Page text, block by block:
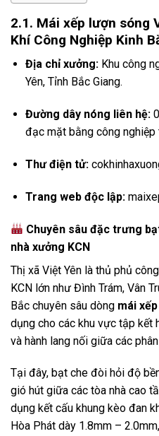
2.1. Mái xếp lượn sóng
Khí Công Nghiệp Kinh
Địa chỉ xưởng:Khu công
Yên, Tỉnh Bắc Giang.
Đường dây nóng liên hệ:
đạc mặt bằng công nghiệp
Thư điện tử:
Trang web độc lập:
Chuyên sâu đặc trưng
nhà xưởng KCN
Thị xã Việt Yên là thủ phủ
KCN lớn như Đình Trám, Vân
Bắc chuyên sâu dòng mái
dụng cho các khu vực tập kết
và hành lang nối giữa các
Tại đây, bạt che đòi hỏi độ
gió hút giữa các tòa nhà cao
dụng kết cấu khung kèo đan
Hòa Phát dày 1.8mm –